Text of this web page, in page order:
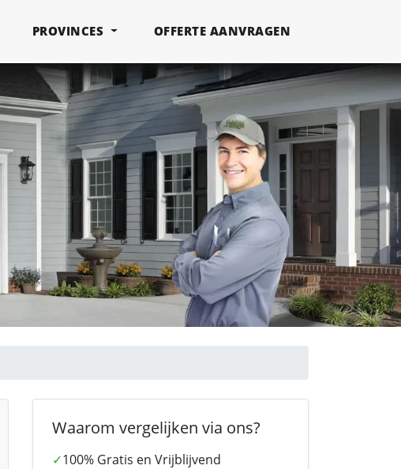
PROVINCES OFFERTE AANVRAGEN
Waarom vergelijken via ons?
✓100% Gratis en Vrijblijvend